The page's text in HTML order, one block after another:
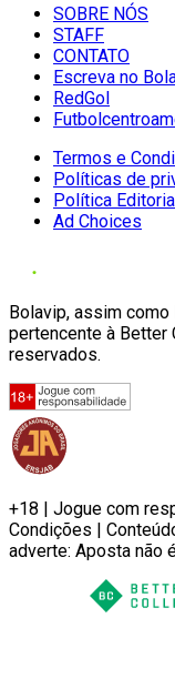
SOBRE NÓS
STAFF
CONTATO
Escreva no
RedGol
Termos e
Políticas de
Política
Ad Choices
Bolavip, assim
pertencente à
reservados.
+18 | Jogue com
Condições |
adverte: Aposta não